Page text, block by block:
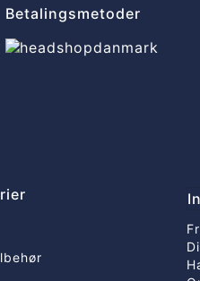
Betalingsmetoder